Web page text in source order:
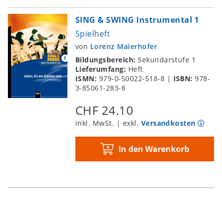
Maria durch ein Dornwald ging
Oh, du fröhliche
Singen wir im Schein der Kerzen
Stille Nacht
Sunny Light of Bethlehem
Wieder naht der heil'ge Stern
SING & SWING Instrumental 1
Spielheft
von Lorenz Maierhofer
Bildungsbereich:Sekundarstufe 1
Lieferumfang: Heft
ISMN: 979-0-50022-518-8 | ISBN:978-
3-85061-283-8
CHF 24.10
inkl. MwSt. | exkl. Versandkosten
In den Warenkorb